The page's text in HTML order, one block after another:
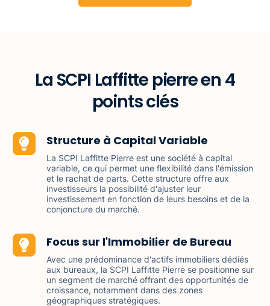
La SCPI Laffitte pierre en 4
points clés
Structure à Capital Variable
La SCPI Laffitte Pierre est une société à capital
variable, ce qui permet une flexibilité dans l'émission
et le rachat de parts. Cette structure offre aux
investisseurs la possibilité d'ajuster leur
investissement en fonction de leurs besoins et de la
conjoncture du marché.
Focus sur l'Immobilier de Bureau
Avec une prédominance d'actifs immobiliers dédiés
aux bureaux, la SCPI Laffitte Pierre se positionne sur
un segment de marché offrant des opportunités de
croissance, notamment dans des zones
géographiques stratégiques.